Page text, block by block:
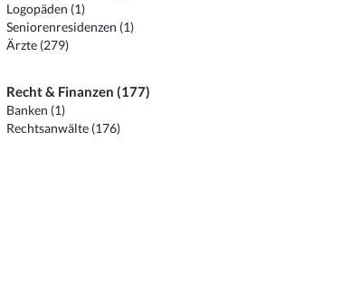
Logopäden (1)
Seniorenresidenzen (1)
Ärzte (279)
Recht & Finanzen (177)
Banken (1)
Rechtsanwälte (176)